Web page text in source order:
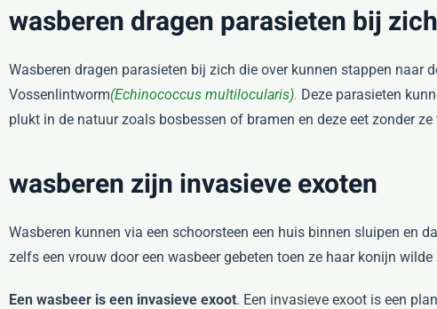
wasberen dragen parasieten bij zich
Wasberen dragen parasieten bij zich die over kunnen stappen naar
Vossenlintworm(Echinococcus multilocularis). Deze parasieten
plukt in de natuur zoals bosbessen of bramen en deze eet zonder ze
wasberen zijn invasieve exoten
Wasberen kunnen via een schoorsteen een huis binnen sluipen en
zelfs een vrouw door een wasbeer gebeten toen ze haar konijn wilde
Een wasbeer is een invasieve exoot. Een invasieve exoot is een